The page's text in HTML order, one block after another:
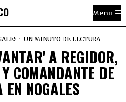
Menu
UN MINUTO DE LECTURA
A REGIDOR,
COMANDANTE DE
NOGALES